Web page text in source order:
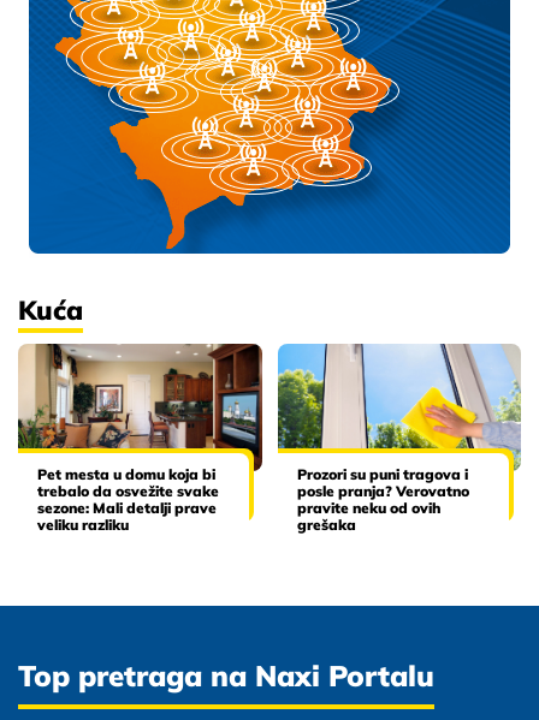
Kuća
Pet mesta u domu koja bi
trebalo da osvežite svake
sezone: Mali detalji prave
veliku razliku
Prozori su puni tragova i
posle pranja? Verovatno
pravite neku od ovih
grešaka
Top pretraga na Naxi Portalu